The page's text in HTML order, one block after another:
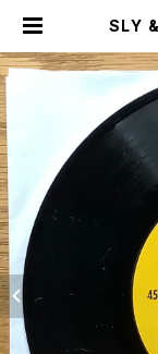
SLY
S A